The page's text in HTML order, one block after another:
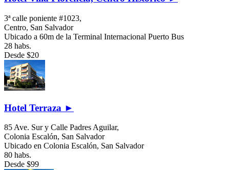
3ª calle poniente #1023,
Centro, San Salvador
Ubicado a 60m de la Terminal Internacional Puerto Bus
28 habs.
Desde $20
Hotel Terraza ►
85 Ave. Sur y Calle Padres Aguilar,
Colonia Escalón, San Salvador
Ubicado en Colonia Escalón, San Salvador
80 habs.
Desde $99